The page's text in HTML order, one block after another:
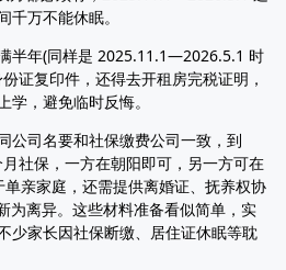
万不能休眠。
年(同样是 2025.11.1—2026.5.1 时
证复印件，还得去开租房完税证明，
，避免临时反悔。
司名要和社保缴费公司一致，到
社保，一方在朝阳即可，另一方可在
亲家庭，还需提供离婚证、抚养权协
为离异。这些材料准备看似简单，实
少家长因社保断缴、居住证休眠等耽